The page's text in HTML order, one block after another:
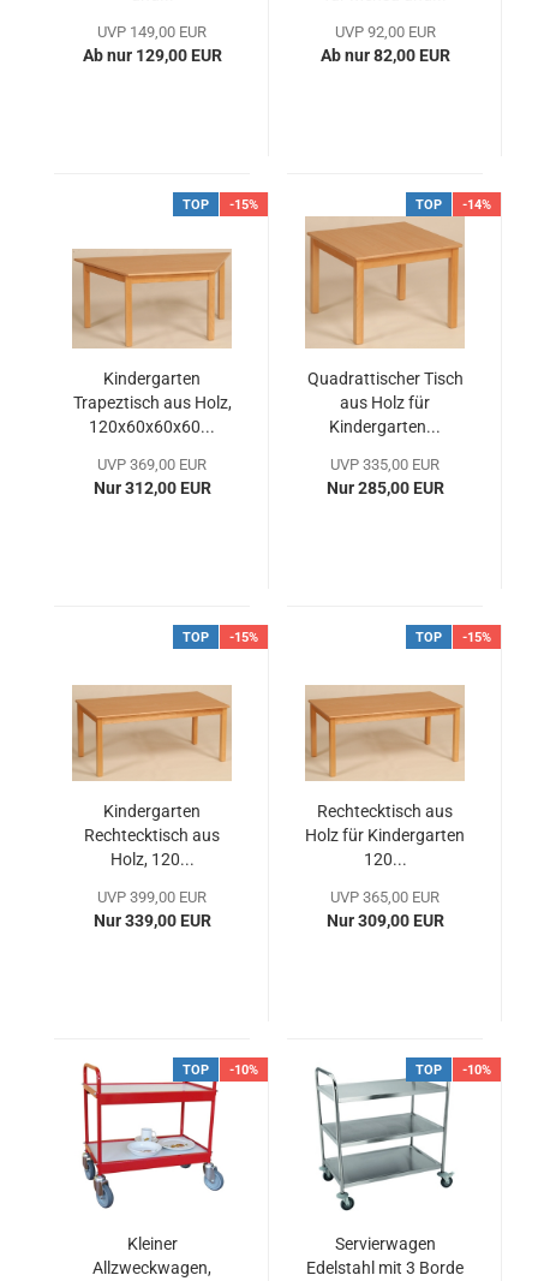
UVP 149,00 EUR
Ab nur 129,00 EUR
UVP 92,00 EUR
Ab nur 82,00 EUR
TOP -15%
Kindergarten
Trapeztisch aus Holz,
120x60x60x60...
UVP 369,00 EUR
Nur 312,00 EUR
TOP -14%
Quadrattischer Tisch
aus Holz für
Kindergarten...
UVP 335,00 EUR
Nur 285,00 EUR
TOP -15%
Kindergarten
Rechtecktisch aus
Holz, 120...
UVP 399,00 EUR
Nur 339,00 EUR
TOP -15%
Rechtecktisch aus
Holz für Kindergarten
120...
UVP 365,00 EUR
Nur 309,00 EUR
TOP -10%
Kleiner
Allzweckwagen,
TOP -10%
Servierwagen
Edelstahl mit 3 Borde